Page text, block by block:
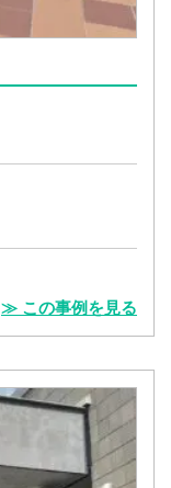
≫ この事例を見る